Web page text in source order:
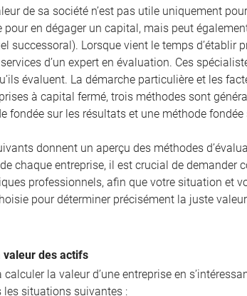
de sa société n’est pas utile uniquement
pour en dégager un capital, mais peut
successoral). Lorsque vient le temps d’établir
d’un expert en évaluation. Ces
évaluent. La démarche particulière et les
à capital fermé, trois méthodes sont
fondée sur les résultats et une méthode fondée
donnent un aperçu des méthodes
chaque entreprise, il est crucial de demander
professionnels, afin que votre situation et
pour déterminer précisément la juste
valeur des actifs
la valeur d’une entreprise en
les situations suivantes :